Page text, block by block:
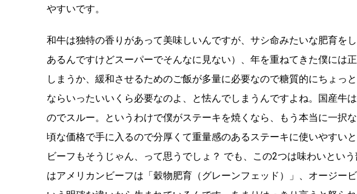
やすいです。
和牛は独特の香りがあって美味しいんですが、サシ命みたいな肥育を
あるんですけどスーパーでそんなに見ない）、年を重ねてきた僕には
しまうか、緩和させるためのご飯が多量に必要なので糖質的にちょっ
ならいったいいくら必要なのよ、と怯んでしまうんですよね。国産牛
のでスルー。というわけで僕がステーキを焼くなら、もう本当に一択
頃な価格で手に入るので分厚くて重量感のあるステーキに使いやすい
ビーフもそうじゃん、って思うでしょ？ でも、この2つは味わいとい
はアメリカンビーフは「穀物肥育（グレーンフェッド）」、オージー